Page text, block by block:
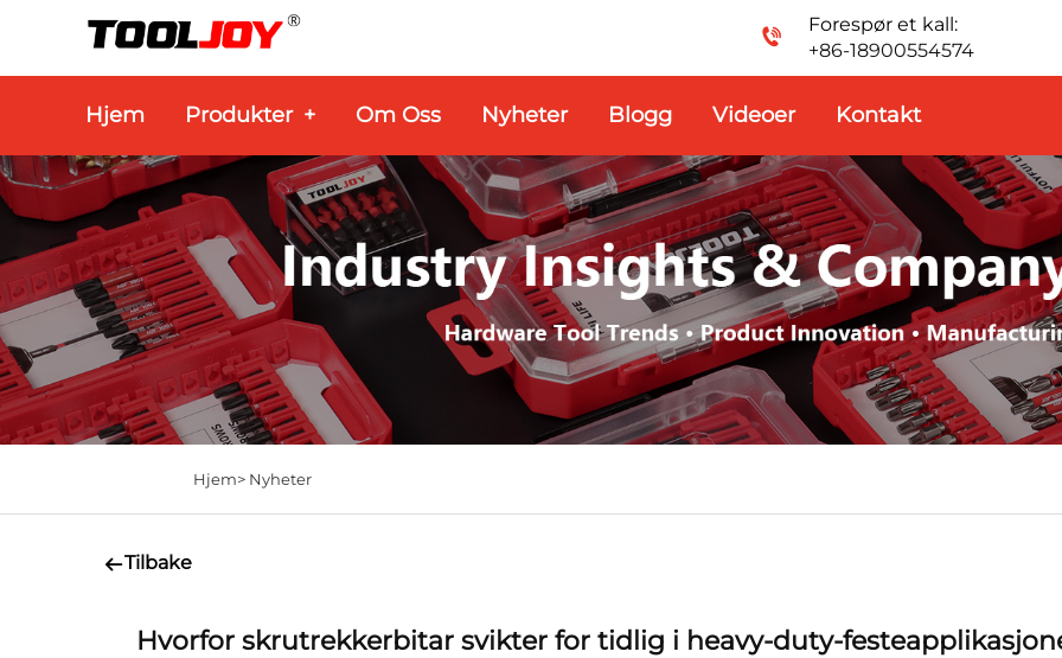
Forespør et kall:
+86-18900554574
Hjem Produkter + Om Oss Nyheter Blogg Videoer Kontakt
Hjem> Nyheter
Tilbake
Hvorfor skrutrekkerbitar svikter for tidlig i heavy-duty-